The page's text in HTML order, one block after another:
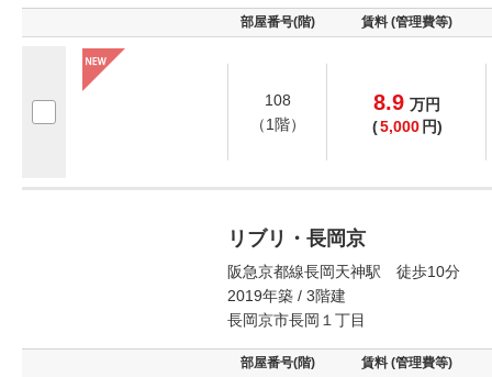
部屋番号(階) 賃料 (管理費等)
108
（1階）
8.9 万円
(5,000 円)
リブリ・長岡京
阪急京都線長岡天神駅 徒歩10分
2019年築 / 3階建
長岡京市長岡１丁目
部屋番号(階) 賃料 (管理費等)